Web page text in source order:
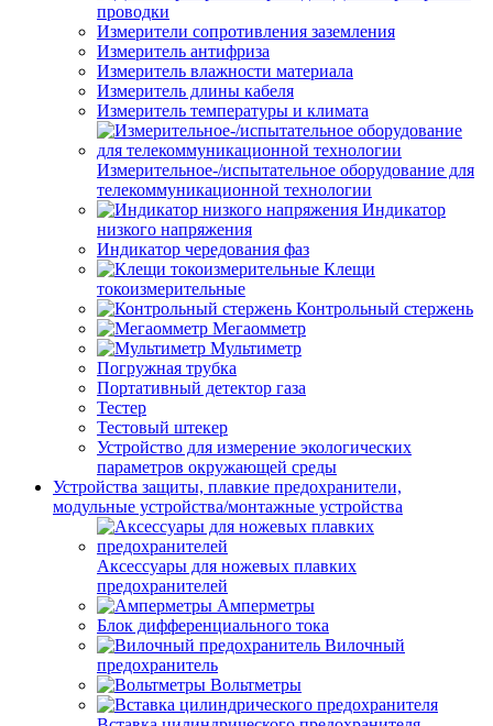
проводки
Измерители сопротивления заземления
Измеритель антифриза
Измеритель влажности материала
Измеритель длины кабеля
Измеритель температуры и климата
Измерительное-/испытательное оборудование для
телекоммуникационной технологии
Индикатор
низкого напряжения
Индикатор чередования фаз
Клещи
токоизмерительные
Контрольный стержень
Мегаомметр
Мультиметр
Погружная трубка
Портативный детектор газа
Тестер
Тестовый штекер
Устройство для измерение экологических
параметров окружающей среды
Устройства защиты, плавкие предохранители,
модульные устройства/монтажные устройства
Аксессуары для ножевых плавких
предохранителей
Амперметры
Блок дифференциального тока
Вилочный
предохранитель
Вольтметры